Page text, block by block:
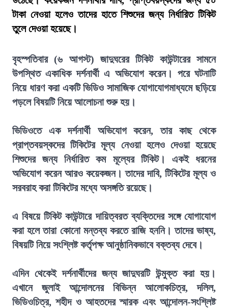
টাকা নেওয়া হলেও তাদের হাতে শিশুদের জন্য নির্ধারিত টিকিট
তুলে দেওয়া হয়েছে।
বৃহস্পতিবার (৬ আগস্ট) জাদুঘরের টিকিট কাউন্টারের সামনে
উপস্থিত একাধিক দর্শনার্থী এ অভিযোগ করেন। পরে ঘটনাটি
নিয়ে ধারণ করা একটি ভিডিও সামাজিক যোগাযোগমাধ্যমে ছড়িয়ে
পড়লে বিষয়টি নিয়ে আলোচনা শুরু হয়।
ভিডিওতে এক দর্শনার্থী অভিযোগ করেন, তার কাছ থেকে
প্রাপ্তবয়স্কদের টিকিটের মূল্য নেওয়া হলেও দেওয়া হয়েছে
শিশুদের জন্য নির্ধারিত কম মূল্যের টিকিট। একই ধরনের
অভিযোগ করেন আরও কয়েকজন। তাদের দাবি, টিকিটের মূল্য ও
সরবরাহ করা টিকিটের মধ্যে অসঙ্গতি রয়েছে।
এ বিষয়ে টিকিট কাউন্টারে দায়িত্বরত ব্যক্তিদের সঙ্গে যোগাযোগ
করা হলে তারা কোনো মন্তব্য করতে রাজি হননি। তাদের ভাষ্য,
বিষয়টি নিয়ে সংশ্লিষ্ট কর্তৃপক্ষ আনুষ্ঠানিকভাবে বক্তব্য দেবে।
এদিন থেকেই দর্শনার্থীদের জন্য জাদুঘরটি উন্মুক্ত করা হয়।
এখানে জুলাই আন্দোলনের বিভিন্ন আলোকচিত্র, দলিল,
ভিডিওচিত্র, শহীদ ও আহতদের স্মারক এবং আন্দোলন-সংশ্লিষ্ট